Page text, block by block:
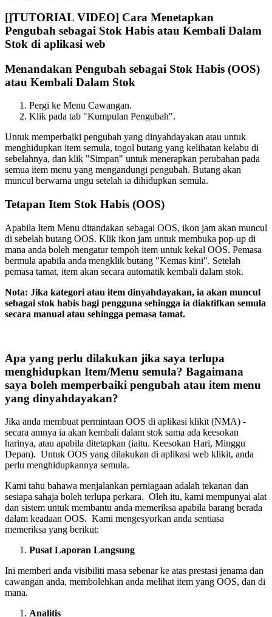
[]TUTORIAL VIDEO] Cara Menetapkan
Pengubah sebagai Stok Habis atau Kembali Dalam
Stok di aplikasi web
Menandakan Pengubah sebagai Stok Habis (OOS)
atau Kembali Dalam Stok
Pergi ke Menu Cawangan.
Klik pada tab "Kumpulan Pengubah".
Untuk memperbaiki pengubah yang dinyahdayakan atau untuk
menghidupkan item semula, togol butang yang kelihatan kelabu di
sebelahnya, dan klik "Simpan" untuk menerapkan perubahan pada
semua item menu yang mengandungi pengubah. Butang akan
muncul berwarna ungu setelah ia dihidupkan semula.
Tetapan Item Stok Habis (OOS)
Apabila Item Menu ditandakan sebagai OOS, ikon jam akan muncul
di sebelah butang OOS. Klik ikon jam untuk membuka pop-up di
mana anda boleh mengatur tempoh item untuk kekal OOS. Pemasa
bermula apabila anda mengklik butang "Kemas kini". Setelah
pemasa tamat, item akan secara automatik kembali dalam stok.
Nota: Jika kategori atau item dinyahdayakan, ia akan muncul
sebagai stok habis bagi pengguna sehingga ia diaktifkan semula
secara manual atau sehingga pemasa tamat.
Apa yang perlu dilakukan jika saya terlupa
menghidupkan Item/Menu semula? Bagaimana
saya boleh memperbaiki pengubah atau item menu
yang dinyahdayakan?
Jika anda membuat permintaan OOS di aplikasi klikit (NMA) -
secara amnya ia akan kembali dalam stok sama ada keesokan
harinya, atau apabila ditetapkan (iaitu. Keesokan Hari, Minggu
Depan). Untuk OOS yang dilakukan di aplikasi web klikit, anda
perlu menghidupkannya semula.
Kami tahu bahawa menjalankan perniagaan adalah tekanan dan
sesiapa sahaja boleh terlupa perkara. Oleh itu, kami mempunyai alat
dan sistem untuk membantu anda memeriksa apabila barang berada
dalam keadaan OOS. Kami mengesyorkan anda sentiasa
memeriksa yang berikut:
Pusat Laporan Langsung
Ini memberi anda visibiliti masa sebenar ke atas prestasi jenama dan
cawangan anda, membolehkan anda melihat item yang OOS, dan di
mana.
Analitis